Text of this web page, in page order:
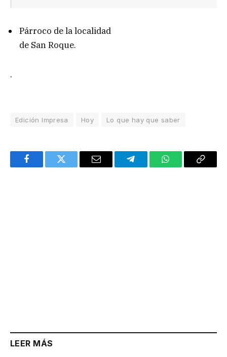
Párroco de la localidad
de San Roque.
.
Edición Impresa Hoy Lo que hay que saber
FacebookTwitter Email TelegramWhatsAppCopy
LEER MÁS